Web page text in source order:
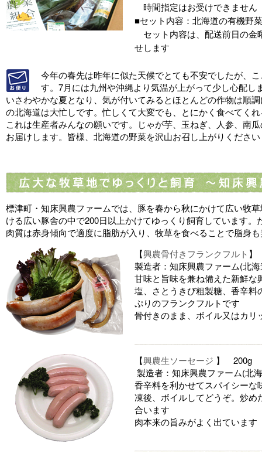
時間指定はお受けできません
■セット内容：北海道の有機野
セット内容は、配送前日の金
せします
今年の春先は昨年に似た天候でとても不安でしたが、
す。7月には九州や沖縄より気温が上がって少し心配し
いさわやかな夏となり、気が付いてみるとほとんどの作物は順
の北海道は大忙しです。忙しくて大変でも、とにかく食べてく
これは生産者みんなの願いです。じゃが芋、玉ねぎ、人参、南
お届けします。皆様、北海道の野菜を沢山お召し上がりください
標津町・知床興農ファームでは、豚を春から秋にかけて広い牧
ける広い豚舎の中で200日以上かけてゆっくり飼育しています
肉質は赤身傾向で適度に脂肪が入り、牧草を食べることで脂身
【興農骨付きフランクフルト 】
製造者：知床興農ファーム(北
甘味と旨味を兼ね備えた新鮮
塩、さとうきび粗製糖、香辛
ぷりのフランクフルトです
骨付きのまま、ボイル又はカリ
【興農生ソーセージ 】 200g
製造者：知床興農ファーム(北
香辛料を利かせてスパイシー
凍後、ボイルしてどうぞ。炒
合います
肉本来の旨みがよく出ています